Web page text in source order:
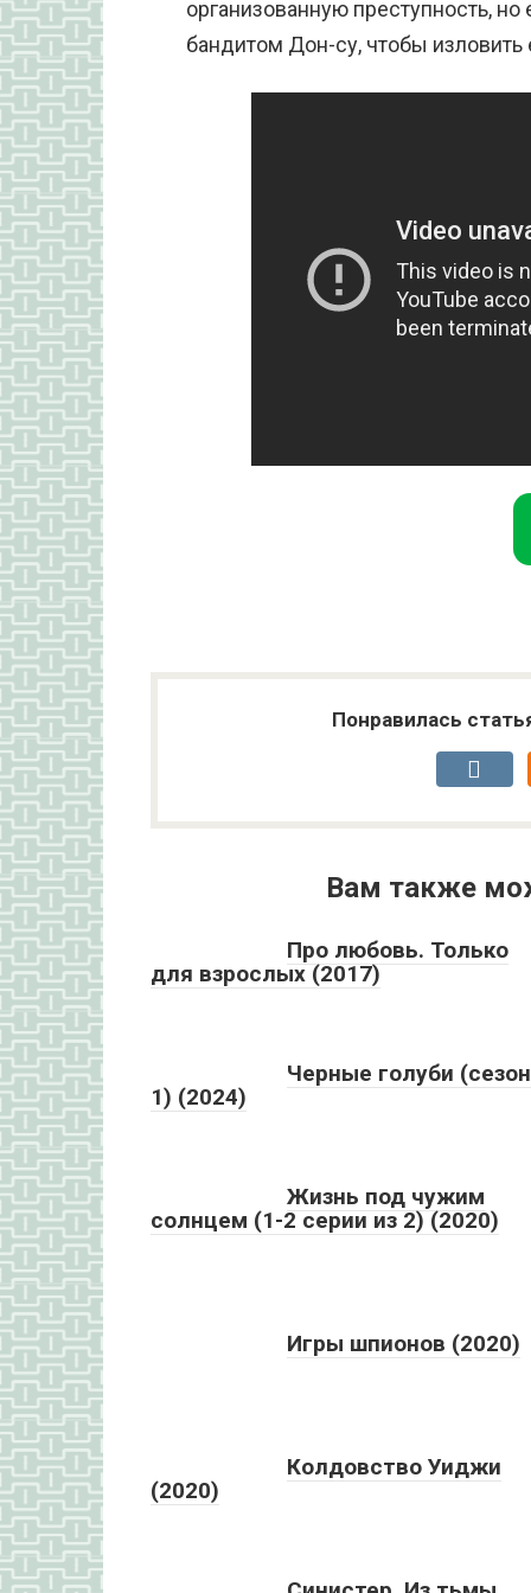
организованную преступность,
бандитом Дон-су, чтобы
Понравилась
Вам также
Про любовь. Только
для взрослых (2017)
Черные голуби (сезон
1) (2024)
Жизнь под чужим
солнцем (1-2 серии из 2) (2020)
Игры шпионов (2020)
Колдовство Уиджи
(2020)